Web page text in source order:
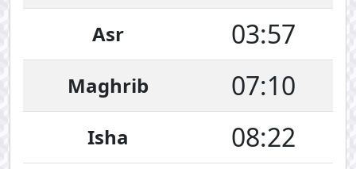
Asr 03:57
Maghrib 07:10
Isha 08:22